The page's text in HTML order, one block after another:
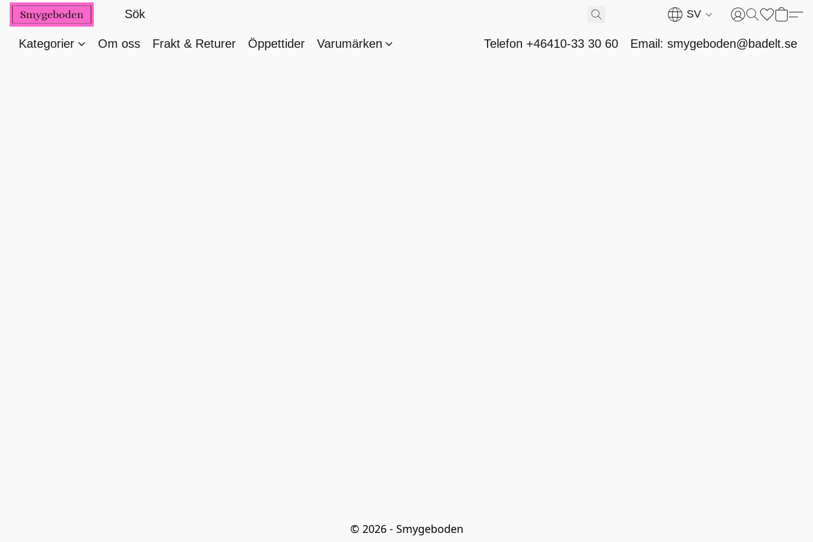
SV
Kategorier Om oss Frakt & Returer Öppettider Varumärken Telefon +46410-33 30 60 Email: smygeboden@badelt.se
© 2026 - Smygeboden